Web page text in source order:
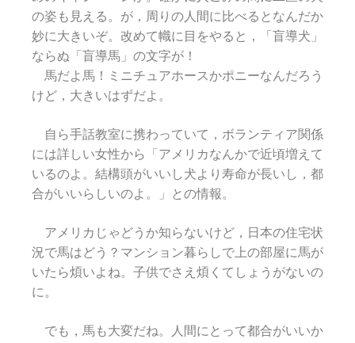
の姿も見える。が，周りの人間に比べるとなんだか
妙に大きいぞ。改めて幟に目をやると，「盲導犬」
ならぬ「盲導馬」の文字が！
馬だよ馬！ミニチュアホースかポニーなんだろう
けど，大きいはずだよ。
自ら手話教室に携わっていて，ボランティア関係
には詳しい女性から「アメリカなんかで近頃増えて
いるのよ。結構頭がいいし犬より寿命が長いし，都
合がいいらしいのよ。」との情報。
アメリカじゃどうか知らないけど，日本の住宅状
況で馬はどう？マンション暮らしで上の部屋に馬が
いたら煩いよね。子供でさえ煩くてしょうがないの
に。
でも，馬も大変だね。人間にとって都合がいいか